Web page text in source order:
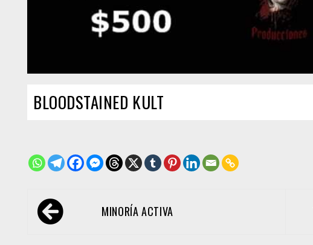
BLOODSTAINED KULT
Navegación
de MINORÍA ACTIVA